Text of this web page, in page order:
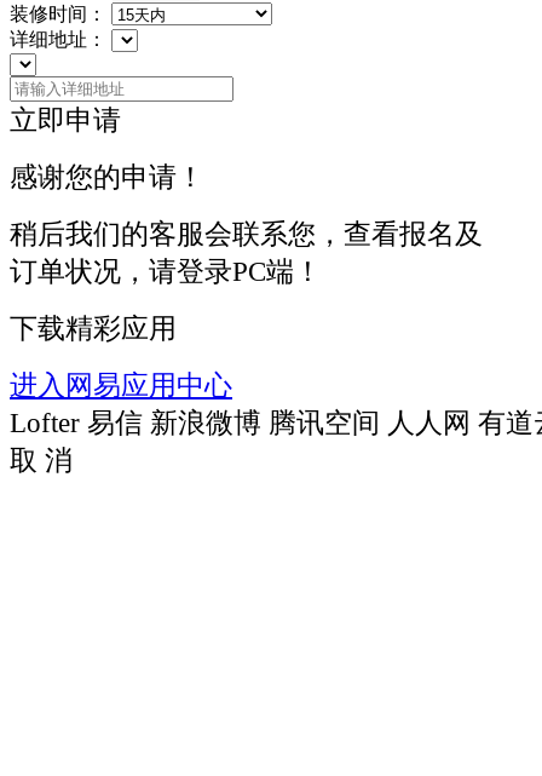
装修时间：
详细地址：
立即申请
感谢您的申请！
稍后我们的客服会联系您，查看报名及
订单状况，请登录PC端！
下载精彩应用
进入网易应用中心
Lofter 易信 新浪微博 腾讯空间 人人网 有道
取 消